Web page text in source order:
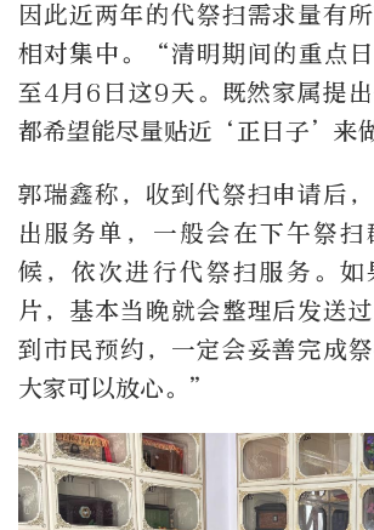
因此近两年的代祭扫需求量有
相对集中。“清明期间的重点
至4月6日这9天。既然家属提出
都希望能尽量贴近‘正日子’来
郭瑞鑫称，收到代祭扫申请后
出服务单，一般会在下午祭扫
候，依次进行代祭扫服务。如
片，基本当晚就会整理后发送
到市民预约，一定会妥善完成
大家可以放心。”